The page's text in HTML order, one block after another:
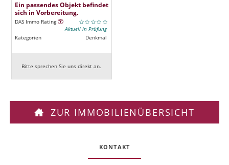
Ein passendes Objekt befindet
sich in Vorbereitung.
DAS Immo Rating
Aktuell in Prüfung
Kategorien
Denkmal
Bitte sprechen Sie uns direkt an.
ZUR IMMOBILIENÜBERSICHT
KONTAKT